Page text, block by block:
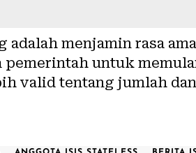
adalah menjamin rasa
untuk
valid tentang jumlah